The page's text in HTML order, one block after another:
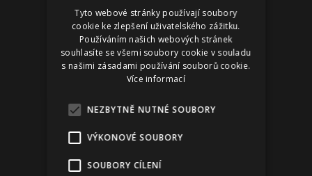
Tyto webové stránky používají soubory
cookie ke zlepšení uživatelského zážitku.
Používáním našich webových stránek
souhlasíte se všemi soubory cookie v souladu
s našimi zásadami používání souborů cookie.
Více informací
NEZBYTNĚ NUTNÉ SOUBORY
VÝKONOVÉ SOUBORY
SOUBORY CÍLENÍ